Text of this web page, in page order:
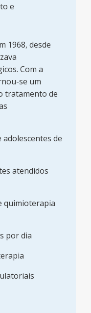
e
1968, desde
Com a
se um
tratamento de
de
atendidos
quimioterapia
por dia